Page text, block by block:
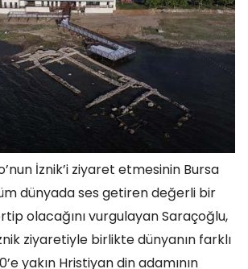
İznik’i ziyaret etmesinin Bursa
dünyada ses getiren değerli bir
olacağını vurgulayan Saraçoğlu,
ziyaretiyle birlikte dünyanın farklı
yakın Hristiyan din adamının